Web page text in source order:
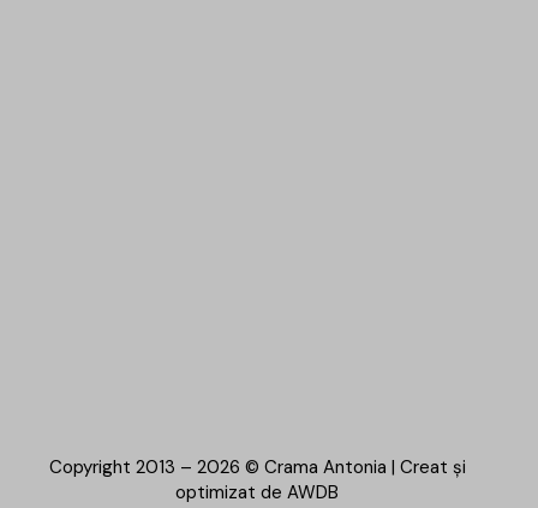
Copyright 2013 – 2026 © Crama Antonia | Creat și
optimizat de AWDB